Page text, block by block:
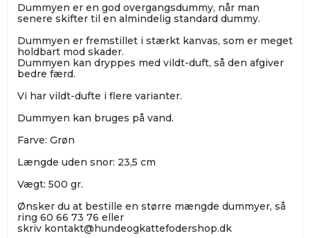
Dummyen er en god overgangsdummy, når man
senere skifter til en almindelig standard dummy.
Dummyen er fremstillet i stærkt kanvas, som er meget
holdbart mod skader.
Dummyen kan dryppes med vildt-duft, så den afgiver
bedre færd.
Vi har vildt-dufte i flere varianter.
Dummyen kan bruges på vand.
Farve: Grøn
Længde uden snor: 23,5 cm
Vægt: 500 gr.
Ønsker du at bestille en større mængde dummyer, så
ring 60 66 73 76 eller
skriv kontakt@hundeogkattefodershop.dk